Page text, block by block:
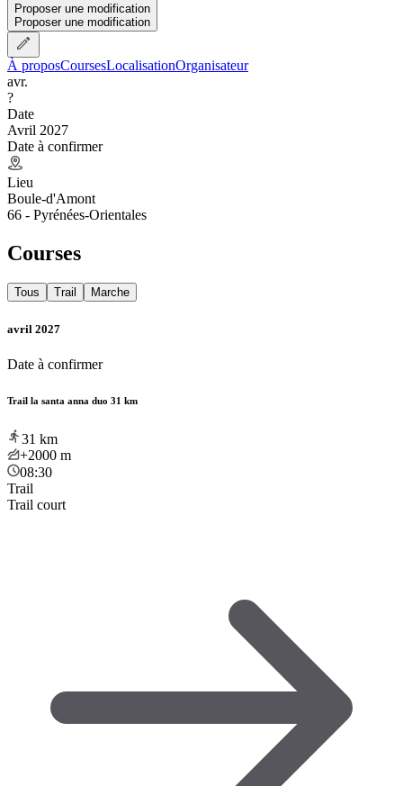
Proposer une modification
Proposer une modification
À proposCoursesLocalisationOrganisateur
avr.
?
Date
Avril 2027
Date à confirmer
Lieu
Boule-d'Amont
66 - Pyrénées-Orientales
Courses
Tous Trail Marche
avril 2027
Date à confirmer
Trail la santa anna duo 31 km
31 km
+2000 m
08:30
Trail
Trail court